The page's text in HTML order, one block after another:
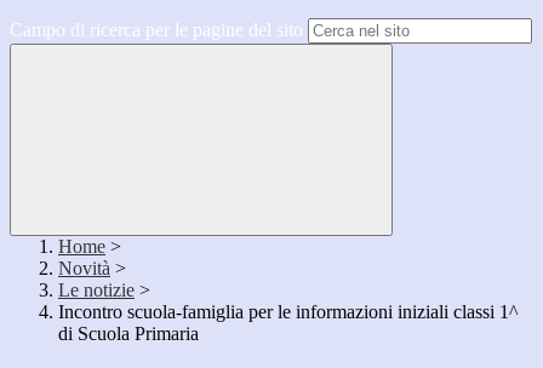
Campo di ricerca per le pagine del sito
Home >
Novità >
Le notizie >
Incontro scuola-famiglia per le informazioni iniziali classi 1^
di Scuola Primaria